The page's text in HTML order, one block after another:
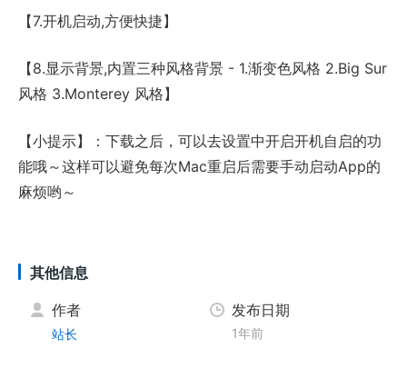
【7.开机启动,方便快捷】
【8.显示背景,内置三种风格背景 - 1.渐变色风格 2.Big Sur
风格 3.Monterey 风格】
【小提示】：下载之后，可以去设置中开启开机自启的功
能哦～这样可以避免每次Mac重启后需要手动启动App的
麻烦哟～
其他信息
作者
站长
发布日期
1年前